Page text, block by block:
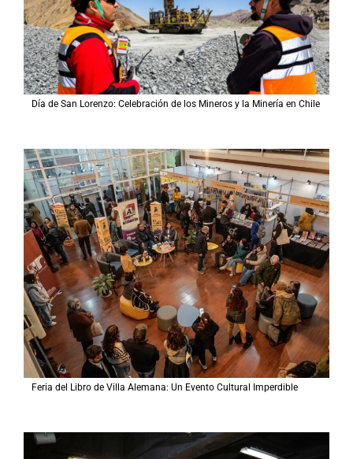
Día de San Lorenzo: Celebración de los Mineros y la Minería en Chile
Feria del Libro de Villa Alemana: Un Evento Cultural Imperdible